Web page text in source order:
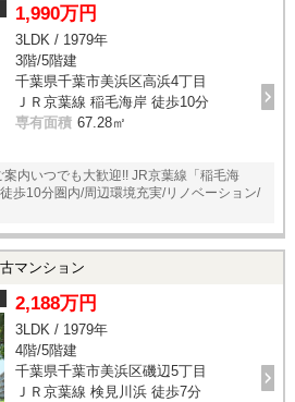
1,990万円
3LDK / 1979年
3階/5階建
千葉県千葉市美浜区高浜4丁目
ＪＲ京葉線 稲毛海岸 徒歩10分
専有面積 67.28㎡
内いつでも大歓迎!! JR京葉線「稲毛海
歩10分圏内/周辺環境充実/リノベーション/
マンション
2,188万円
3LDK / 1979年
4階/5階建
千葉県千葉市美浜区磯辺5丁目
ＪＲ京葉線 検見川浜 徒歩7分